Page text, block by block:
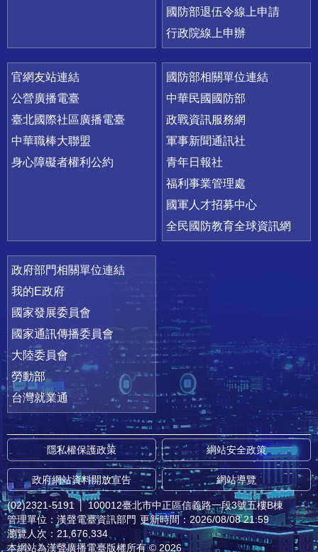
國防部退伍令線上申請
行政院線上申辦
官網友站連結
公營廣播電臺
臺北國際社區廣播電臺
中華職棒大聯盟
身心障礙者權利公約
國防部相關單位連結
中華民國國防部
政戰資訊服務網
軍事新聞通訊社
青年日報社
福利事業管理處
國軍人才招募中心
全民國防教育全球資訊網
政府部門相關單位連結
我的E政府
國家發展委員會
國家通訊傳播委員會
大陸委員會
勞動部
台灣就業通
隱私權保護政策 網站安全政策
政府網站資料開放宣告 網站導覽
(02)2321-5191 │ 100012臺北市中正區信義路一段3號五樓B棟
管理單位：漢聲電臺資訊部門 更新時間：2026/08/08 21:59
瀏覽人次：21,676,334
本網站為漢聲廣播電臺版權所有 © 2026